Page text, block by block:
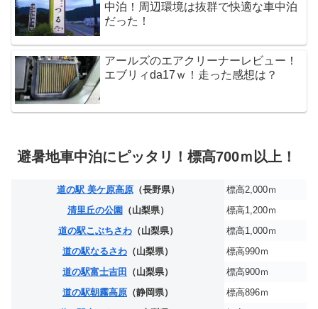
中泊！周辺環境は抜群で快適な車中泊
だった！
アールズのエアクリーナーレビュー！
エブリィda17ｗ！走った感想は？
避暑地車中泊にピッタリ！標高700ｍ以上！
道の駅 美ケ原高原（長野県）
標高2,000ｍ
清里丘の公園 （山梨県）
標高1,200ｍ
道の駅こぶちさわ（山梨県）
標高1,000ｍ
道の駅なるさわ （山梨県）
標高990ｍ
道の駅富士吉田
（山梨県）
標高900ｍ
道の駅朝霧高原 （静岡県）
標高896ｍ